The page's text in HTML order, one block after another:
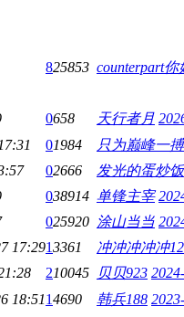
825853 counterpart你
0658 天行者月
01984 只为巅峰一搏
02666 发光的蛋炒饭
038914 单锋主宰
025920 涂山当当
17:2913361 冲冲冲冲冲
210045 贝贝923
18:5114690 韩兵188